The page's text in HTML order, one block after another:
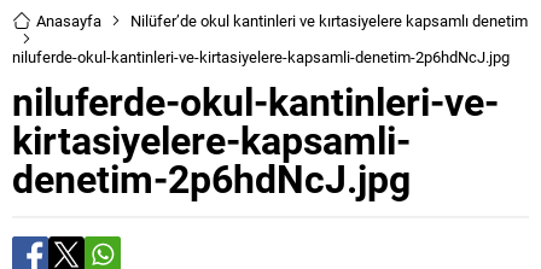
Anasayfa
Nilüfer’de okul kantinleri ve kırtasiyelere kapsamlı denetim
niluferde-okul-kantinleri-ve-kirtasiyelere-kapsamli-denetim-2p6hdNcJ.jpg
niluferde-okul-kantinleri-ve-
kirtasiyelere-kapsamli-
denetim-2p6hdNcJ.jpg